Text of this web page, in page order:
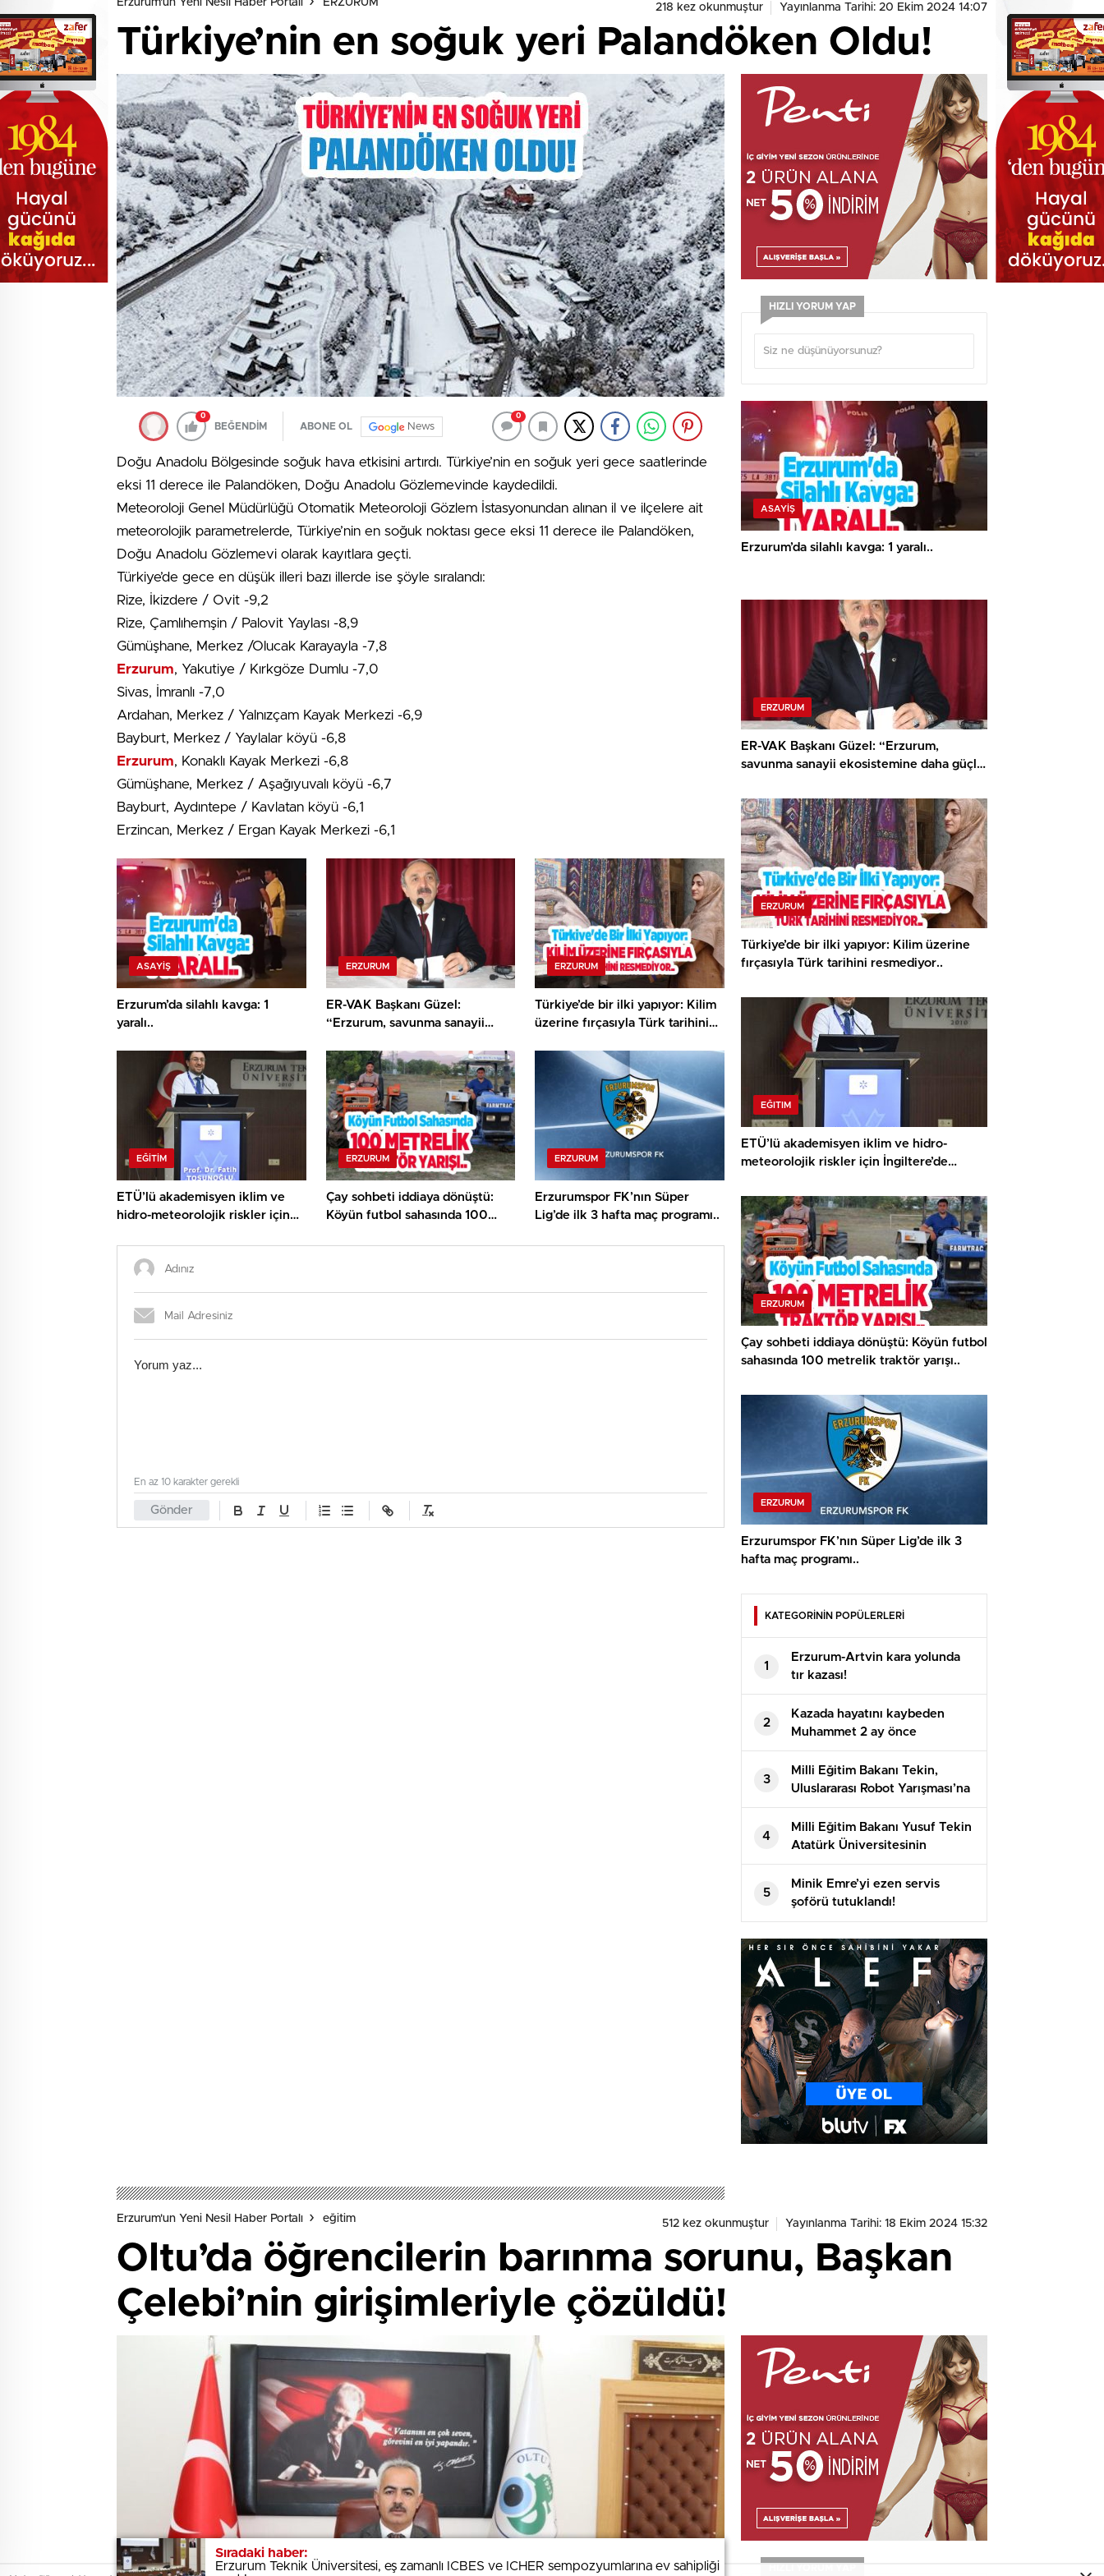
Erzurum'un Yeni Nesil Haber Portalı ERZURUM 218 kez okunmuştur Yayınlanma Tarihi: 20 Ekim 2024 14:07
Türkiye’nin en soğuk yeri Palandöken Oldu!
0
BEĞENDİM ABONE OL News
0
Doğu Anadolu Bölgesinde soğuk hava etkisini artırdı. Türkiye’nin en soğuk yeri gece saatlerinde
eksi 11 derece ile Palandöken, Doğu Anadolu Gözlemevinde kaydedildi.
Meteoroloji Genel Müdürlüğü Otomatik Meteoroloji Gözlem İstasyonundan alınan il ve ilçelere ait
meteorolojik parametrelerde, Türkiye’nin en soğuk noktası gece eksi 11 derece ile Palandöken,
Doğu Anadolu Gözlemevi olarak kayıtlara geçti.
Türkiye’de gece en düşük illeri bazı illerde ise şöyle sıralandı:
Rize, İkizdere / Ovit -9,2
Rize, Çamlıhemşin / Palovit Yaylası -8,9
Gümüşhane, Merkez /Olucak Karayayla -7,8
Erzurum, Yakutiye / Kırkgöze Dumlu -7,0
Sivas, İmranlı -7,0
Ardahan, Merkez / Yalnızçam Kayak Merkezi -6,9
Bayburt, Merkez / Yaylalar köyü -6,8
Erzurum, Konaklı Kayak Merkezi -6,8
Gümüşhane, Merkez / Aşağıyuvalı köyü -6,7
Bayburt, Aydıntepe / Kavlatan köyü -6,1
Erzincan, Merkez / Ergan Kayak Merkezi -6,1
ASAYİŞ
Erzurum’da silahlı kavga: 1
yaralı..
ERZURUM
ER-VAK Başkanı Güzel:
“Erzurum, savunma sanayii
şekilde dâhil edilmeli”..
ERZURUM
Türkiye’de bir ilki yapıyor: Kilim
üzerine fırçasıyla Türk tarihini
EĞITIM
ETÜ’lü akademisyen iklim ve
hidro-meteorolojik riskler için
ERZURUM
Çay sohbeti iddiaya dönüştü:
Köyün futbol sahasında 100
ERZURUM
Erzurumspor FK’nın Süper
Lig’de ilk 3 hafta maç programı..
Gönder
En az 10 karakter gerekli
Sıradaki haber:
Erzurum Teknik Üniversitesi, eş zamanlı ICBES ve ICHER sempozyumlarına ev sahipliği
HIZLI YORUM YAP
ASAYİŞ
Erzurum’da silahlı kavga: 1 yaralı..
ERZURUM
ER-VAK Başkanı Güzel: “Erzurum,
savunma sanayii ekosistemine daha güçlü
ERZURUM
Türkiye’de bir ilki yapıyor: Kilim üzerine
fırçasıyla Türk tarihini resmediyor..
EĞITIM
ETÜ’lü akademisyen iklim ve hidro-
meteorolojik riskler için İngiltere’de
ERZURUM
Çay sohbeti iddiaya dönüştü: Köyün futbol
sahasında 100 metrelik traktör yarışı..
ERZURUM
Erzurumspor FK’nın Süper Lig’de ilk 3
hafta maç programı..
KATEGORİNİN POPÜLERLERİ
1
Erzurum-Artvin kara yolunda
tır kazası!
2
Kazada hayatını kaybeden
Muhammet 2 ay önce
evlenmişti!
3
Milli Eğitim Bakanı Tekin,
Uluslararası Robot Yarışması’na
katılan öğrencilerle bir araya
geldi
4
Milli Eğitim Bakanı Yusuf Tekin
Atatürk Üniversitesinin
akademik yılı açılış töreninde
konuştu
5
Minik Emre’yi ezen servis
şoförü tutuklandı!
Erzurum'un Yeni Nesil Haber Portalı eğitim 512 kez okunmuştur Yayınlanma Tarihi: 18 Ekim 2024 15:32
Oltu’da öğrencilerin barınma sorunu, Başkan
Çelebi’nin girişimleriyle çözüldü!
Sıradaki haber:
Erzurum Teknik Üniversitesi, eş zamanlı ICBES ve ICHER sempozyumlarına ev sahipliği